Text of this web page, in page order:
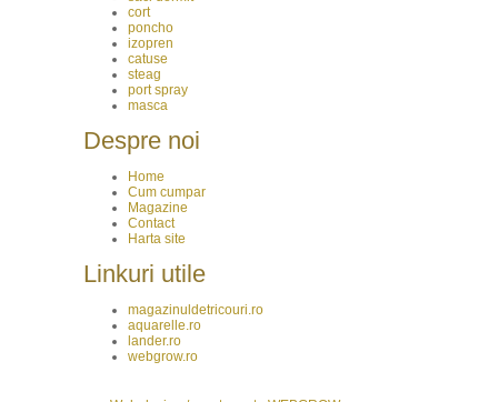
cort
poncho
izopren
catuse
steag
port spray
masca
Despre noi
Home
Cum cumpar
Magazine
Contact
Harta site
Linkuri utile
magazinuldetricouri.ro
aquarelle.ro
lander.ro
webgrow.ro